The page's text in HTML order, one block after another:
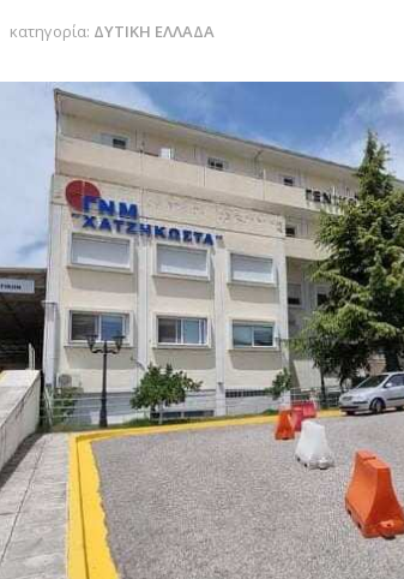
κατηγορία: ΔΥΤΙΚΗ ΕΛΛΑΔΑ